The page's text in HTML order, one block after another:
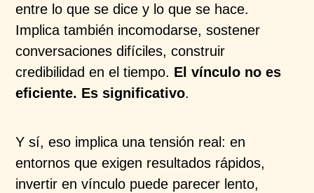
entre lo que se dice y lo que se hace.
Implica también incomodarse, sostener
conversaciones difíciles, construir
credibilidad en el tiempo. El vínculo no es
eficiente. Es significativo.
Y sí, eso implica una tensión real: en
entornos que exigen resultados rápidos,
invertir en vínculo puede parecer lento,